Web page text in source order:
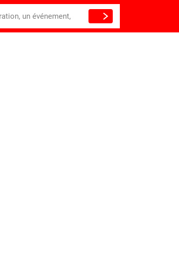
un événement,